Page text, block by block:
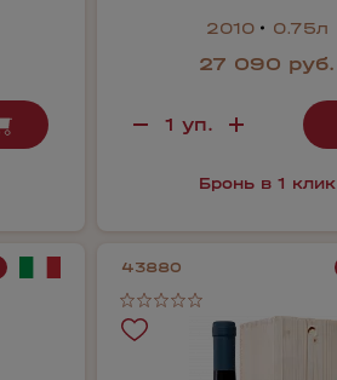
2010 0.75л
27 090 руб.
Бронь в 1 клик
43880